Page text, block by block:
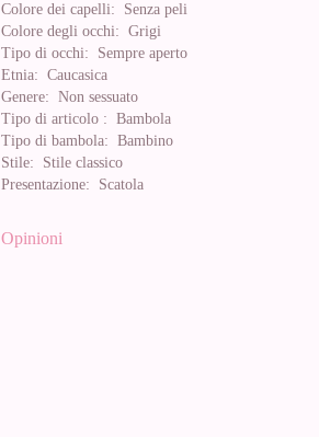
Colore dei capelli: Senza peli
Colore degli occhi: Grigi
Tipo di occhi: Sempre aperto
Etnia: Caucasica
Genere: Non sessuato
Tipo di articolo : Bambola
Tipo di bambola: Bambino
Stile: Stile classico
Presentazione: Scatola
Opinioni